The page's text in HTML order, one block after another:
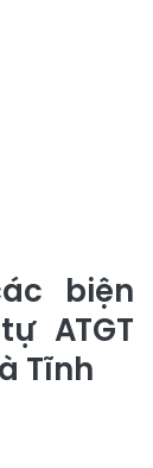
biện
ATGT
Tĩnh